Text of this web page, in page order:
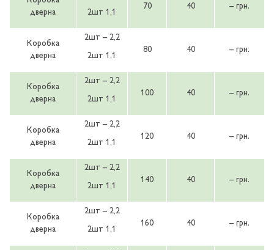
дверна
2шт 1,1
70 40 – грн.
Коробка
дверна
2шт – 2,2
2шт 1,1
80 40 – грн.
Коробка
дверна
2шт – 2,2
2шт 1,1
100 40 – грн.
Коробка
дверна
2шт – 2,2
2шт 1,1
120 40 – грн.
Коробка
дверна
2шт – 2,2
2шт 1,1
140 40 – грн.
Коробка
дверна
2шт – 2,2
2шт 1,1
160 40 – грн.